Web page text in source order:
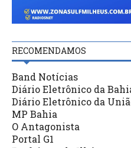
RECOMENDAMOS
Band Notícias
Diário Eletrônico da
Diário Eletrônico da
MP Bahia
O Antagonista
Portal G1